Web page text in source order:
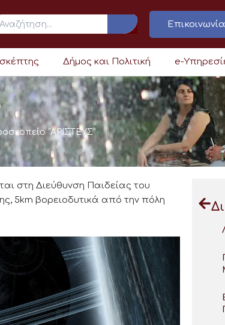
Επικοινωνία
Δήμος και Πολιτική e-
“ΑΡΙΣΤΕΥΣ”
στη Διεύθυνση Παιδείας του
5km βορειοδυτικά από την πόλη